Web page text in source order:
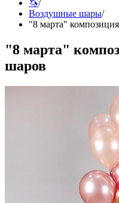
🦄/
Воздушные шары/
"8 марта"
"8 марта"
шаров